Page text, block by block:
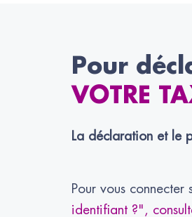
Pour
VOTRE
La déclaration et le
Pour vous
identifiant ?",